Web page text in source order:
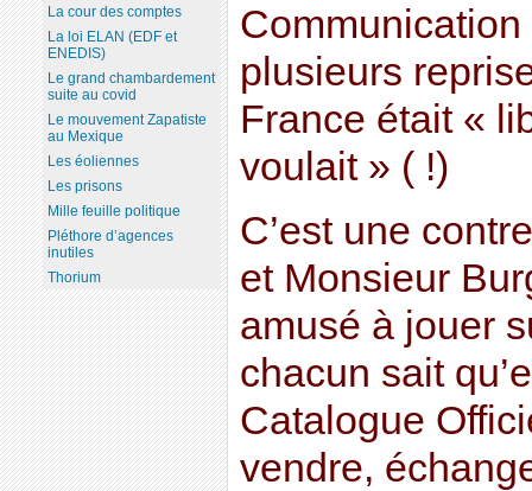
plusieurs
France était «
voulait » ( !)
C’est une
et Monsieur
amusé à jouer
chacun sait
Catalogue
vendre,
La cour des comptes
La loi ELAN (EDF et
ENEDIS)
Le grand chambardement
suite au covid
Le mouvement Zapatiste
au Mexique
Les éoliennes
Les prisons
Mille feuille politique
Pléthore d’agences
inutiles
Thorium